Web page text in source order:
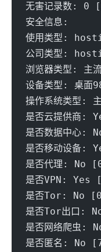
无害记录数:
安全信息:
使用类型:
公司类型:
浏览器类型: 主
设备类型: 桌面
操作系统类型:
是否云提供商:
是否数据中心
是否移动设备
是否代理: No
是否VPN:
是否Tor: No
是否Tor出口:
是否网络爬虫:
是否匿名: No